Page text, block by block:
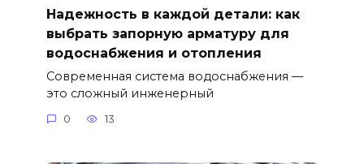
Надежность в каждой детали: как
выбрать запорную арматуру для
водоснабжения и отопления
Современная система водоснабжения —
это сложный инженерный
0 13